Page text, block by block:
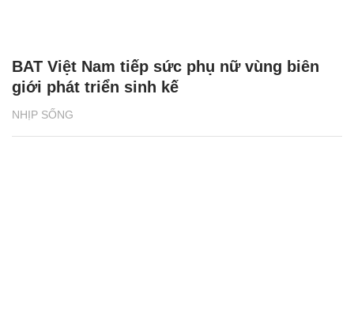
NHỊP SỐNG
BAT Việt Nam tiếp sức phụ nữ vùng biên
giới phát triển sinh kế